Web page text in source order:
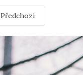
Předchozí